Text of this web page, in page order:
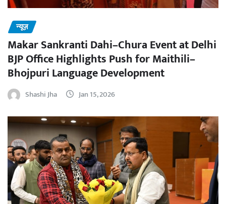
न्यूज़
Makar Sankranti Dahi–Chura Event at Delhi
BJP Office Highlights Push for Maithili–
Bhojpuri Language Development
Shashi Jha Jan 15, 2026